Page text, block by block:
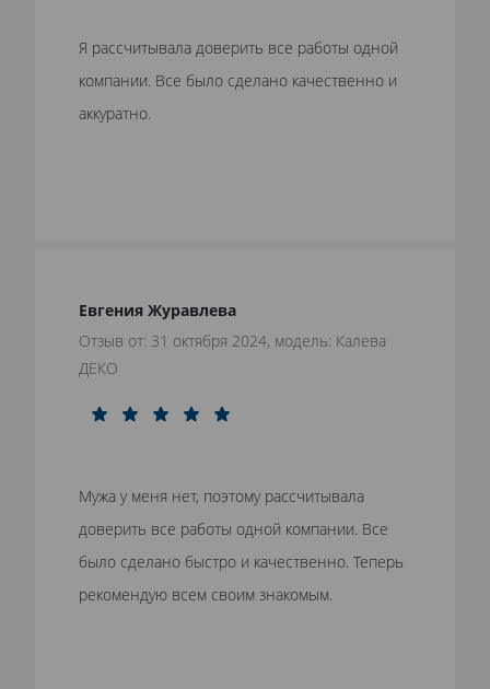
Я рассчитывала доверить все работы одной
компании. Все было сделано качественно и
аккуратно.
Евгения Журавлева
Отзыв от: 31 октября 2024, модель: Калева
ДЕКО
Мужа у меня нет, поэтому рассчитывала
доверить все работы одной компании. Все
было сделано быстро и качественно. Теперь
рекомендую всем своим знакомым.